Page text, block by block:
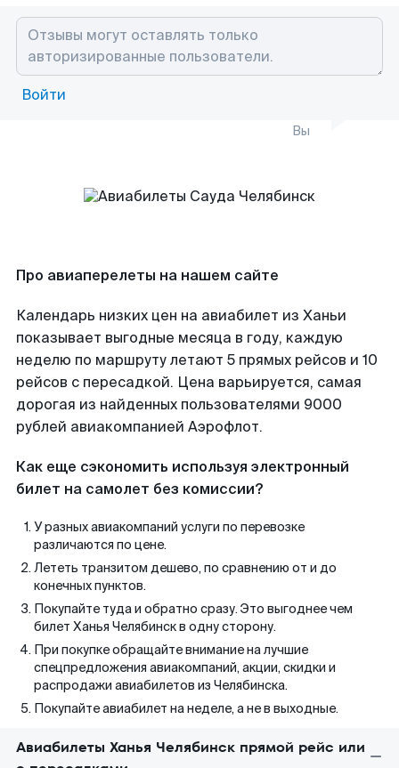
Войти
Вы
Про авиаперелеты на нашем сайте
Календарь низких цен на авиабилет из Ханьи
показывает выгодные месяца в году, каждую
неделю по маршруту летают 5 прямых рейсов и 10
рейсов с пересадкой. Цена варьируется, самая
дорогая из найденных пользователями 9000
рублей авиакомпанией Аэрофлот.
Как еще сэкономить используя электронный
билет на самолет без комиссии?
У разных авиакомпаний услуги по перевозке
различаются по цене.
Лететь транзитом дешево, по сравнению от и до
конечных пунктов.
Покупайте туда и обратно сразу. Это выгоднее чем
билет Ханья Челябинск в одну сторону.
При покупке обращайте внимание на лучшие
спецпредложения авиакомпаний, акции, скидки и
распродажи авиабилетов из Челябинска.
Покупайте авиабилет на неделе, а не в выходные.
Авиабилеты Ханья Челябинск прямой рейс или